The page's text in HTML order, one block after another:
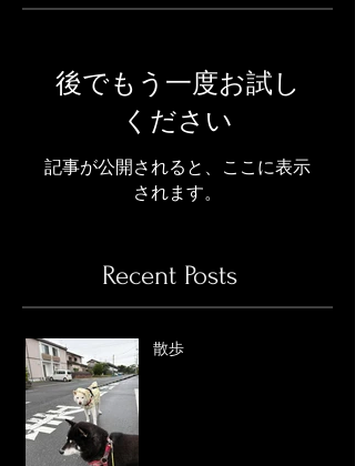
後でもう一度お試し
ください
記事が公開されると、ここに表示
されます。
Recent Posts
散歩